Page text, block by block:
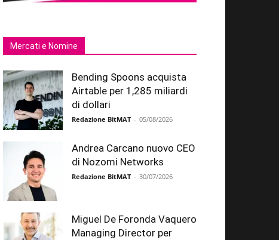
Mercati e Nomine
Bending Spoons acquista
Airtable per 1,285 miliardi
di dollari
Redazione BitMAT - 05/08/2026
Andrea Carcano nuovo CEO
di Nozomi Networks
Redazione BitMAT - 30/07/2026
Miguel De Foronda Vaquero
Managing Director per